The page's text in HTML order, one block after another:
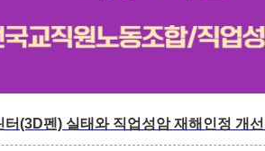
(3D펜) 실태와 직업성암 재해인정 개